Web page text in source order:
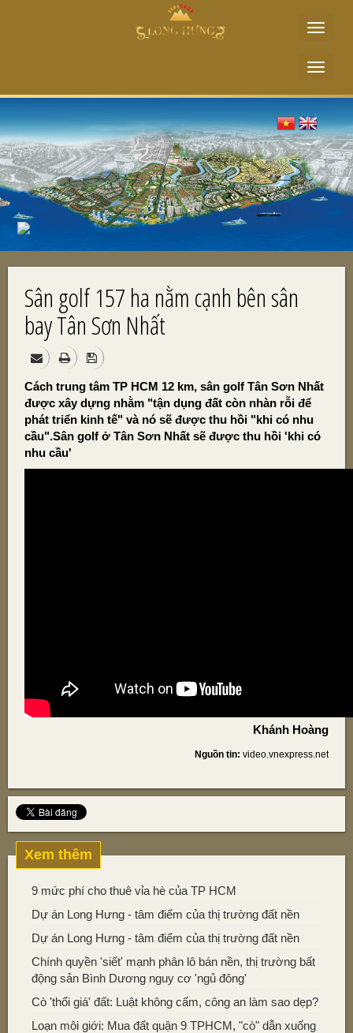
Toggle
Toggle
Sân golf 157 ha nằm cạnh bên sân
bay Tân Sơn Nhất
Cách trung tâm TP HCM 12 km, sân golf Tân Sơn Nhất
được xây dựng nhằm "tận dụng đất còn nhàn rỗi để
phát triển kinh tế" và nó sẽ được thu hồi "khi có nhu
cầu".Sân golf ở Tân Sơn Nhất sẽ được thu hồi 'khi có
nhu cầu'
Khánh Hoàng
Nguồn tin: video.vnexpress.net
Xem thêm
9 mức phí cho thuê vỉa hè của TP HCM
Dự án Long Hưng - tâm điểm của thị trường đất nền
Dự án Long Hưng - tâm điểm của thị trường đất nền
Chính quyền 'siết' mạnh phân lô bán nền, thị trường bất
động sản Bình Dương nguy cơ 'ngủ đông'
Cò 'thổi giá' đất: Luật không cấm, công an làm sao dẹp?
Loạn môi giới: Mua đất quận 9 TPHCM, "cò" dẫn xuống